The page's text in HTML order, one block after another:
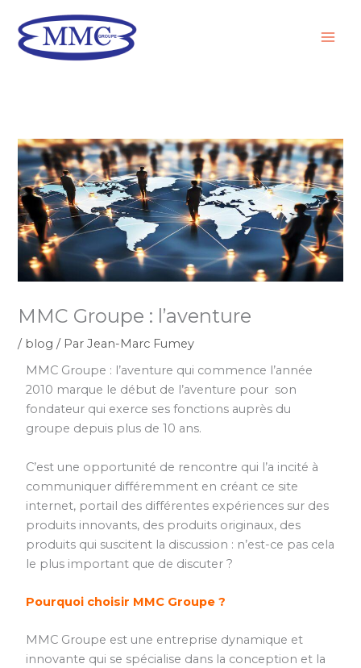
contenu
MMC Groupe : l’aventure
/ blog / ParJean-Marc Fumey
MMC Groupe : l’aventure qui commence l’année
2010 marque le début de l’aventure pour son
fondateur qui exerce ses fonctions auprès du
groupe depuis plus de 10 ans.
C’est une opportunité de rencontre qui l’a incité à
communiquer différemment en créant ce site
internet, portail des différentes expériences sur des
produits innovants, des produits originaux, des
produits qui suscitent la discussion : n’est-ce pas cela
le plus important que de discuter ?
Pourquoi choisir MMC Groupe ?
MMC Groupe est une entreprise dynamique et
innovante qui se spécialise dans la conception et la